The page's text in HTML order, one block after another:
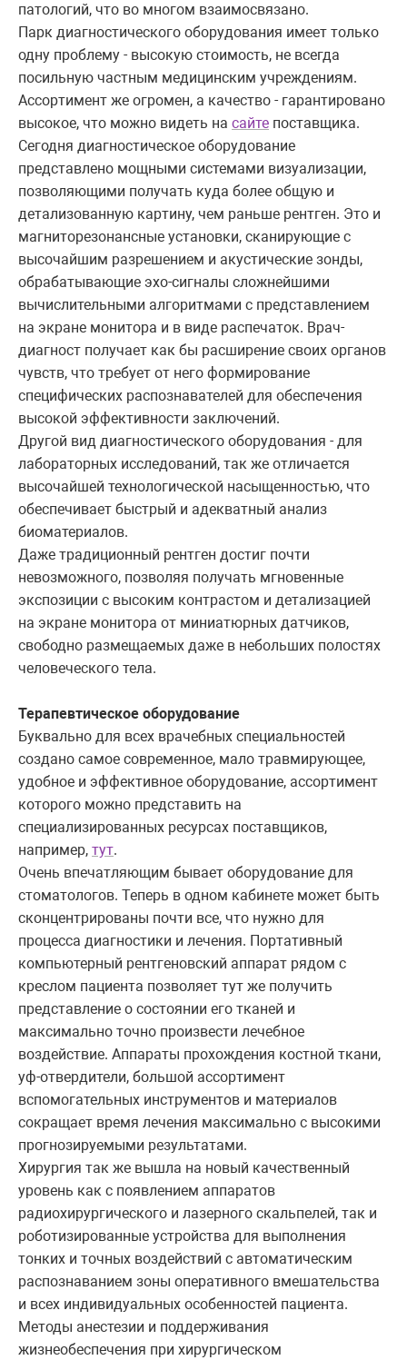
патологий, что во многом взаимосвязано.
Парк диагностического оборудования имеет только
одну проблему - высокую стоимость, не всегда
посильную частным медицинским учреждениям.
Ассортимент же огромен, а качество - гарантировано
высокое, что можно видеть на сайте поставщика.
Сегодня диагностическое оборудование
представлено мощными системами визуализации,
позволяющими получать куда более общую и
детализованную картину, чем раньше рентген. Это и
магниторезонансные установки, сканирующие с
высочайшим разрешением и акустические зонды,
обрабатывающие эхо-сигналы сложнейшими
вычислительными алгоритмами с представлением
на экране монитора и в виде распечаток. Врач-
диагност получает как бы расширение своих органов
чувств, что требует от него формирование
специфических распознавателей для обеспечения
высокой эффективности заключений.
Другой вид диагностического оборудования - для
лабораторных исследований, так же отличается
высочайшей технологической насыщенностью, что
обеспечивает быстрый и адекватный анализ
биоматериалов.
Даже традиционный рентген достиг почти
невозможного, позволяя получать мгновенные
экспозиции с высоким контрастом и детализацией
на экране монитора от миниатюрных датчиков,
свободно размещаемых даже в небольших полостях
человеческого тела.
Терапевтическое оборудование
Буквально для всех врачебных специальностей
создано самое современное, мало травмирующее,
удобное и эффективное оборудование, ассортимент
которого можно представить на
специализированных ресурсах поставщиков,
например, тут.
Очень впечатляющим бывает оборудование для
стоматологов. Теперь в одном кабинете может быть
сконцентрированы почти все, что нужно для
процесса диагностики и лечения. Портативный
компьютерный рентгеновский аппарат рядом с
креслом пациента позволяет тут же получить
представление о состоянии его тканей и
максимально точно произвести лечебное
воздействие. Аппараты прохождения костной ткани,
уф-отвердители, большой ассортимент
вспомогательных инструментов и материалов
сокращает время лечения максимально с высокими
прогнозируемыми результатами.
Хирургия так же вышла на новый качественный
уровень как с появлением аппаратов
радиохирургического и лазерного скальпелей, так и
роботизированные устройства для выполнения
тонких и точных воздействий с автоматическим
распознаванием зоны оперативного вмешательства
и всех индивидуальных особенностей пациента.
Методы анестезии и поддерживания
жизнеобеспечения при хирургическом